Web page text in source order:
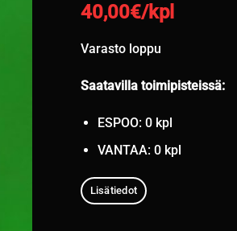
40,00€/kpl
Varasto loppu
Saatavilla toimipisteissä:
ESPOO: 0 kpl
VANTAA: 0 kpl
Lisätiedot